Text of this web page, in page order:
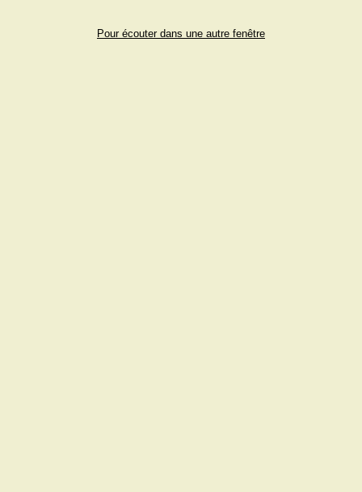
Pour écouter dans une autre fenêtre